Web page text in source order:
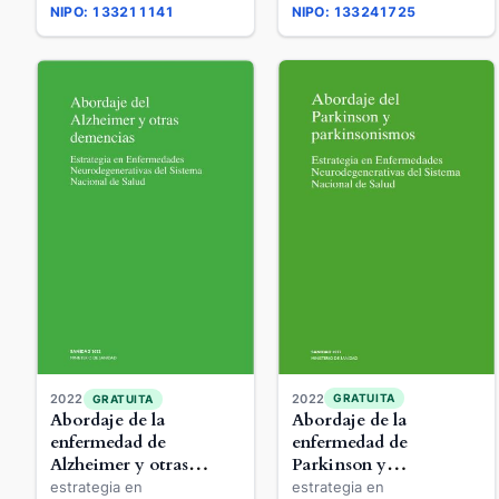
NIPO: 133211141 NIPO: 133241725
2022 GRATUITA
Abordaje de la
enfermedad de
Alzheimer y otras
demencias
estrategia en
2022 GRATUITA
Abordaje de la
enfermedad de
Parkinson y
Parkinsonismos
estrategia en